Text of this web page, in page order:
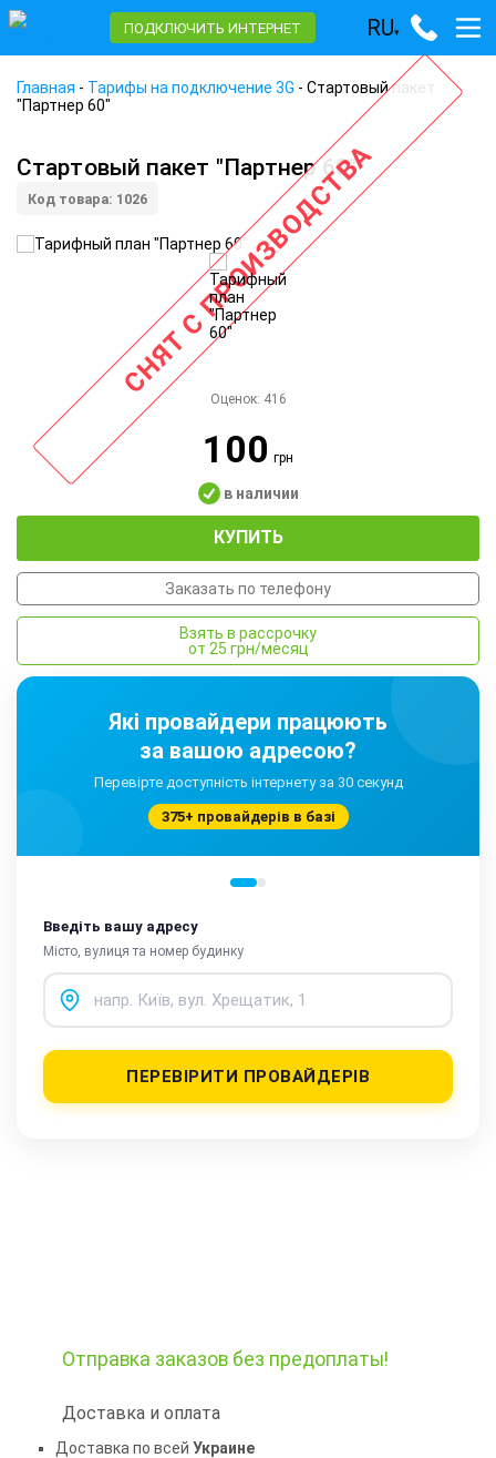
ПОДКЛЮЧИТЬ ИНТЕРНЕТ RU▾
Главная - Тарифы на подключение 3G - Стартовый пакет
"Партнер 60"
Стартовый пакет "Партнер 60"
Код товара: 1026СНЯТ С ПРОИЗВОДСТВА
Оценок: 416
100грн
в наличии
КУПИТЬ
Заказать по телефону
Взять в рассрочку
от 25 грн/месяц
Які провайдери працюють
за вашою адресою?
Перевірте доступність інтернету за 30 секунд
375+ провайдерів в базі
Введіть вашу адресу
Місто, вулиця та номер будинку
ПЕРЕВІРИТИ ПРОВАЙДЕРІВ
Отправка заказов без предоплаты!
Доставка и оплата
Доставка по всей Украине